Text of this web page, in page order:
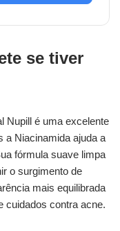
se tiver
Nupill é uma excelente
a Niacinamida ajuda a
fórmula suave limpa
o surgimento de
mais equilibrada
cuidados contra acne.